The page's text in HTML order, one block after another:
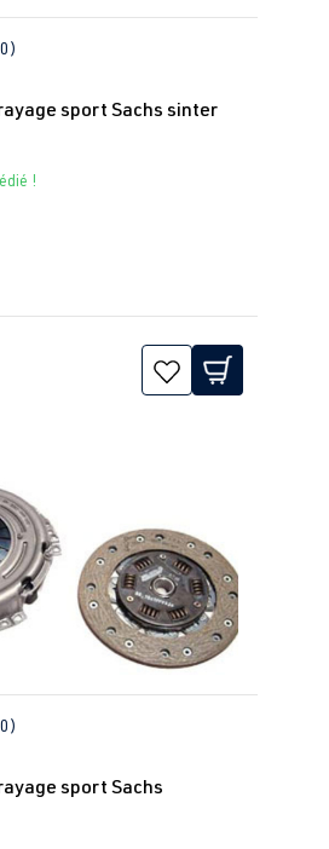
0 sur 5 étoiles
sport Sachs sinter
!
0 sur 5 étoiles
sport Sachs